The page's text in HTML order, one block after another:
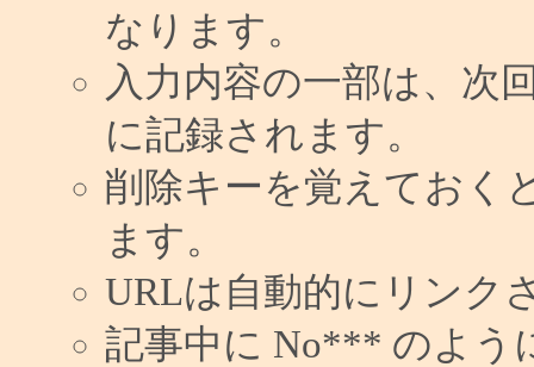
なります。
入力内容の一部は、次
に記録されます。
削除キーを覚えておく
ます。
URLは自動的にリンク
記事中に No*** のよう